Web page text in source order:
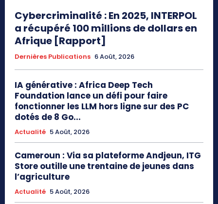
Cybercriminalité : En 2025, INTERPOL
a récupéré 100 millions de dollars en
Afrique [Rapport]
Dernières Publications 6 Août, 2026
IA générative : Africa Deep Tech
Foundation lance un défi pour faire
fonctionner les LLM hors ligne sur des PC
dotés de 8 Go...
Actualité 5 Août, 2026
Cameroun : Via sa plateforme Andjeun, ITG
Store outille une trentaine de jeunes dans
l’agriculture
Actualité 5 Août, 2026